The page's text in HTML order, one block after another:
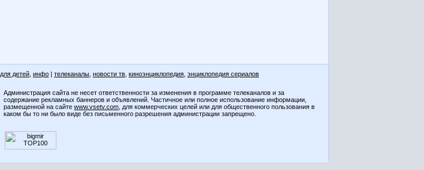
для детей инфо | телеканалы новости тв киноэнциклопедия энциклопедия сериалов
Администрация сайта не несет ответственности за изменения в программе телеканалов и за
содержание рекламных баннеров и объявлений. Частичное или полное использование информации,
размещенной на сайте www.vsetv.com , для коммерческих целей или для общественного пользования в
каком бы то ни было виде без письменного разрешения администрации запрещено.